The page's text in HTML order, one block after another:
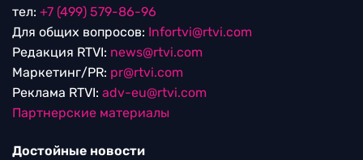
тел: +7 (499) 579-86-96
Для общих вопросов: Infortvi@rtvi.com
Редакция RTVI: news@rtvi.com
Маркетинг/PR: pr@rtvi.com
Реклама RTVI: adv-eu@rtvi.com
Партнерские материалы
Достойные новости